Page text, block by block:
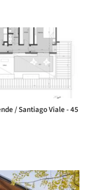
/ Santiago Viale - 45